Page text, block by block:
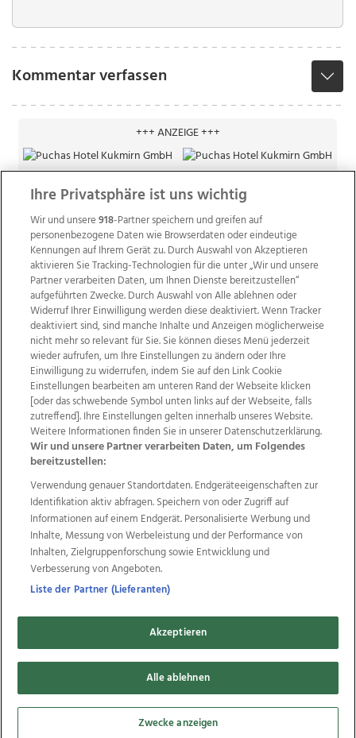
Kommentar verfassen
+++ ANZEIGE +++
Wir über uns Mediadaten Kontakt
Jobs
Datenschutz
Impressum
AGB Anzeigekunden
AGB Website
Ehrenkodex Politische Werbung
Weitere Angebote des Medienhauses Wimmer
TV1 di-mog-i.at OÖNow
Ischler Woche
Life Radio
OÖNachrichten
OÖN Immobilien
OÖN Karriere
OÖN Reise
Promenaden Galerien
Regionaljobs
wasistlos.at
Copyrights © 2026 Tips Zeitungs GmbH & Co KG
developed by11x11.net
Cookie Einstellungen bearbeiten
Ihre Privatsphäre ist uns wichtig
Wir und unsere918-Partner speichern und greifen auf
personenbezogene Daten wie Browserdaten oder eindeutige
Kennungen auf Ihrem Gerät zu. Durch Auswahl von Akzeptieren
aktivieren Sie Tracking-Technologien für die unter „Wir und unsere
Partner verarbeiten Daten, um Ihnen Dienste bereitzustellen“
aufgeführten Zwecke. Durch Auswahl von Alle ablehnen oder
Widerruf Ihrer Einwilligung werden diese deaktiviert. Wenn Tracker
deaktiviert sind, sind manche Inhalte und Anzeigen möglicherweise
nicht mehr so relevant für Sie. Sie können dieses Menü jederzeit
wieder aufrufen, um Ihre Einstellungen zu ändern oder Ihre
Einwilligung zu widerrufen, indem Sie auf den Link Cookie
Einstellungen bearbeiten am unteren Rand der Webseite klicken
[oder das schwebende Symbol unten links auf der Webseite, falls
zutreffend]. Ihre Einstellungen gelten innerhalb unseres Website.
Weitere Informationen finden Sie in unserer Datenschutzerklärung.
Wir und unsere Partner verarbeiten Daten, um Folgendes
bereitzustellen:
Verwendung genauer Standortdaten. Endgeräteeigenschaften zur
Identifikation aktiv abfragen. Speichern von oder Zugriff auf
Informationen auf einem Endgerät. Personalisierte Werbung und
Inhalte, Messung von Werbeleistung und der Performance von
Inhalten, Zielgruppenforschung sowie Entwicklung und
Verbesserung von Angeboten.
Liste der Partner (Lieferanten)
Akzeptieren
Alle ablehnen
Zwecke anzeigen